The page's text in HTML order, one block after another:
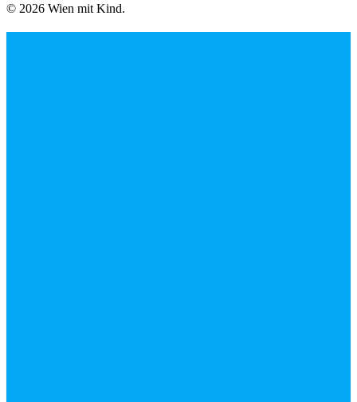
© 2026 Wien mit Kind.